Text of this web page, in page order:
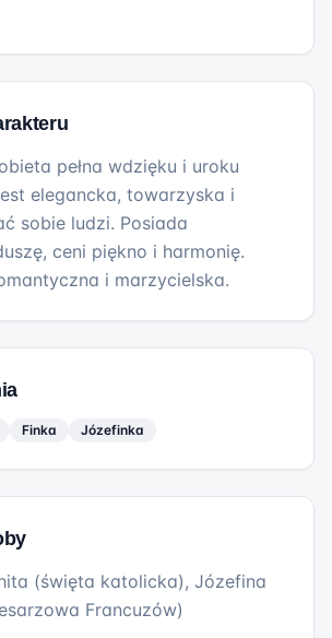
pełna wdzięku i uroku
elegancka, towarzyska i
sobie ludzi. Posiada
ceni piękno i harmonię.
i marzycielska.
Finka Józefinka
(święta katolicka), Józefina
Francuzów)